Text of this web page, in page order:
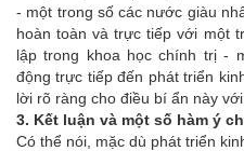
- một trong số các nước giàu
hoàn toàn và trực tiếp với một
lập trong khoa học chính trị -
động trực tiếp đến phát triển
lời rõ ràng cho điều bí ẩn này
3. Kết luận và một số hàm ý
Có thể nói, mặc dù phát triển